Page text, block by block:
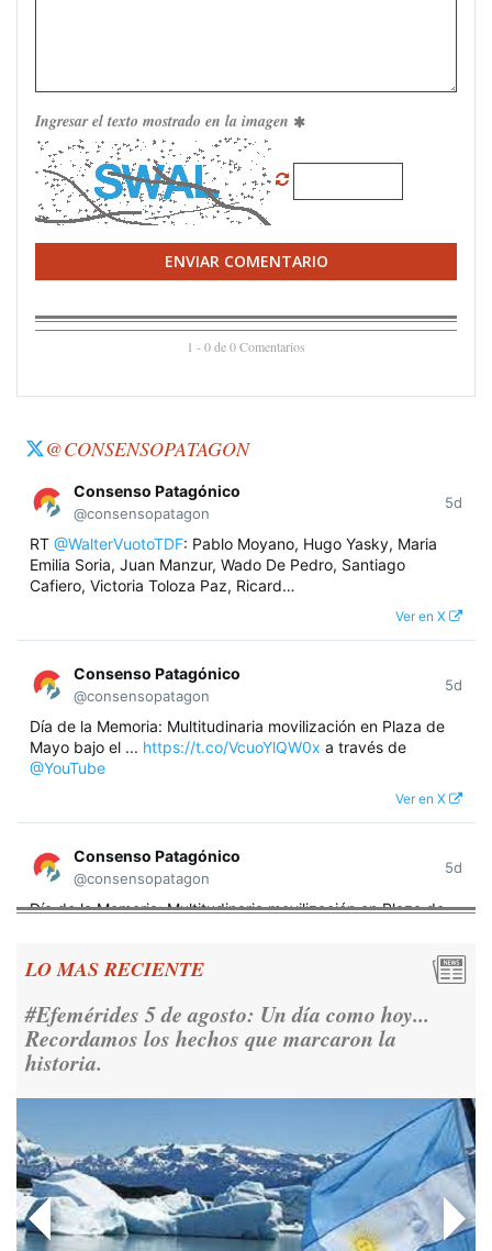
Ingresar el texto mostrado en la imagen
ENVIAR COMENTARIO
1 - 0 de 0 Comentarios
@CONSENSOPATAGON
Consenso Patagónico
@consensopatagon
5d
RT @WalterVuotoTDF: Pablo Moyano, Hugo Yasky, Maria
Emilia Soria, Juan Manzur, Wado De Pedro, Santiago
Cafiero, Victoria Toloza Paz, Ricard…
Ver en X
Consenso Patagónico
@consensopatagon
5d
Día de la Memoria: Multitudinaria movilización en Plaza de
Mayo bajo el ... https://t.co/VcuoYlQW0x a través de
@YouTube
Ver en X
Consenso Patagónico
@consensopatagon
5d
Día de la Memoria: Multitudinaria movilización en Plaza de
Rosada para reivindicar los derechos humanos y la
Ver en X
@consensopatagon
: 📢 MARCHAMOS 📍Desde la ex ESMA
hasta San José 1111, hacia Plaza de Mayo.
https://t.co/o7PaEbKM36
Ver en X
LO MAS RECIENTE
#Efemérides 5 de agosto: Un día como hoy...
Recordamos los hechos que marcaron la
historia.